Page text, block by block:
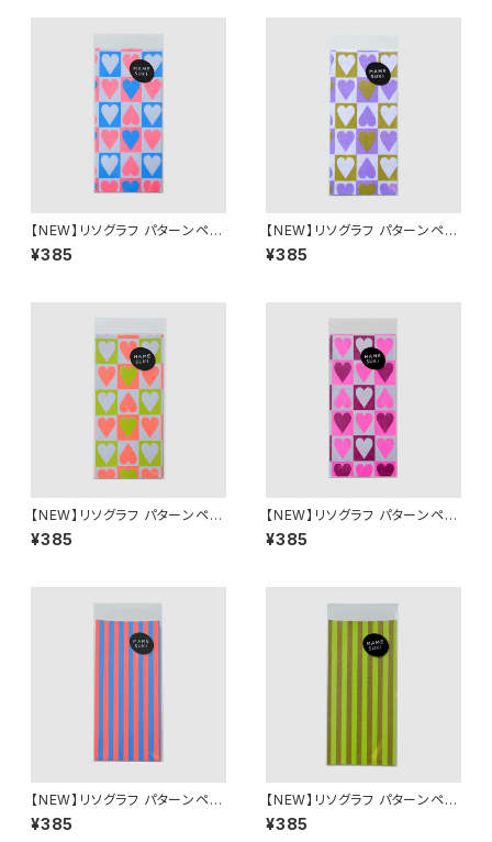
【NEW】リソグラフ パターンペー
パー［MAMESUKI Basis ハー
ト］NeonRed × Light Blue
¥385
【NEW】リソグラフ パターンペー
パー［MAMESUKI Basis ハー
ト］ Purple × Ochre
¥385
【NEW】リソグラフ パターンペー
パー［MAMESUKI Basis ハー
ト］ NeonOrange × light Gre
¥385
【NEW】リソグラフ パターンペー
パー［MAMESUKI Basis ハー
ト］ Pink × Burgundy
¥385
【NEW】リソグラフ パターンペー
パー［MAMESUKI Basis スト
ライプ］ NeonOrange × light
¥385
【NEW】リソグラフ パターンペー
パー［MAMESUKI Basis スト
ライプ］ Ochre × Light Gree
¥385